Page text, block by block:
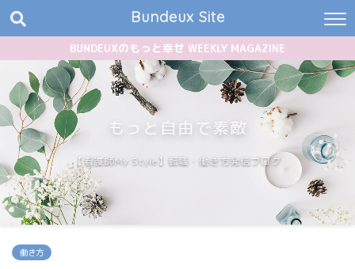
Bundeux Site
BUNDEUXのもっと幸せ WEEKLY MAGAZINE
もっと自由で素敵
【看護師My Style】転職・働き方発信ブログ
働き方